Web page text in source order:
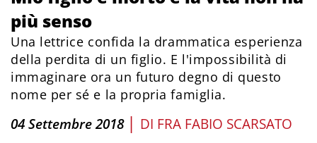
più senso
Una lettrice confida la drammatica esperienza
della perdita di un figlio. E l'impossibilità di
immaginare ora un futuro degno di questo
nome per sé e la propria famiglia.
04 Settembre 2018 | DI FRA FABIO SCARSATO